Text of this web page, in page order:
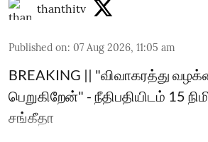
thanthitv
Published on: 07 Aug 2026, 11:05 am
BREAKING || "விவாகரத்து
பெறுகிறேன்" - நீதிபதியிடம் 15
சங்கீதா